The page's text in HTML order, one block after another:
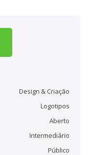
Design & Criação
Logotipos
Aberto
Intermediário
Público